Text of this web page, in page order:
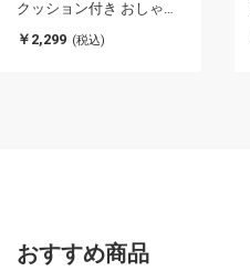
クッション付き おしゃれ
ース 腕時計 コレクション
￥2,299 (税込)
おすすめ商品